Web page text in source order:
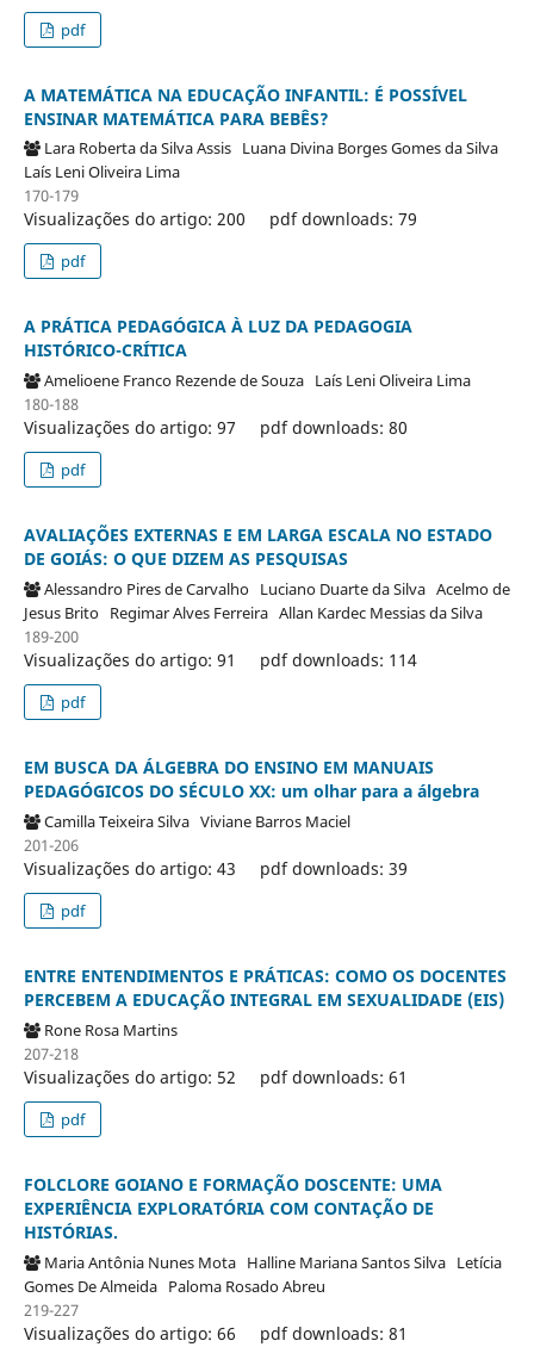
pdf
A MATEMÁTICA NA EDUCAÇÃO INFANTIL: É POSSÍVEL
ENSINAR MATEMÁTICA PARA BEBÊS?
Lara Roberta da Silva Assis Luana Divina Borges Gomes da Silva
Laís Leni Oliveira Lima
170-179
Visualizações do artigo: 200 pdf downloads: 79
pdf
A PRÁTICA PEDAGÓGICA À LUZ DA PEDAGOGIA
HISTÓRICO-CRÍTICA
Amelioene Franco Rezende de Souza Laís Leni Oliveira Lima
180-188
Visualizações do artigo: 97 pdf downloads: 80
pdf
AVALIAÇÕES EXTERNAS E EM LARGA ESCALA NO ESTADO
DE GOIÁS: O QUE DIZEM AS PESQUISAS
Alessandro Pires de Carvalho Luciano Duarte da Silva Acelmo de
Jesus Brito Regimar Alves Ferreira Allan Kardec Messias da Silva
189-200
Visualizações do artigo: 91 pdf downloads: 114
pdf
EM BUSCA DA ÁLGEBRA DO ENSINO EM MANUAIS
PEDAGÓGICOS DO SÉCULO XX: um olhar para a álgebra
Camilla Teixeira Silva Viviane Barros Maciel
201-206
Visualizações do artigo: 43 pdf downloads: 39
pdf
ENTRE ENTENDIMENTOS E PRÁTICAS: COMO OS DOCENTES
PERCEBEM A EDUCAÇÃO INTEGRAL EM SEXUALIDADE (EIS)
Rone Rosa Martins
207-218
Visualizações do artigo: 52 pdf downloads: 61
pdf
FOLCLORE GOIANO E FORMAÇÃO DOSCENTE: UMA
EXPERIÊNCIA EXPLORATÓRIA COM CONTAÇÃO DE
HISTÓRIAS.
Maria Antônia Nunes Mota Halline Mariana Santos Silva Letícia
Gomes De Almeida Paloma Rosado Abreu
219-227
Visualizações do artigo: 66 pdf downloads: 81